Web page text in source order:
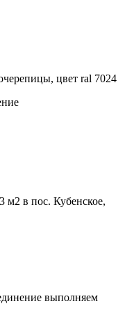
цвет ral 7024
в пос. Кубенское,
выполняем